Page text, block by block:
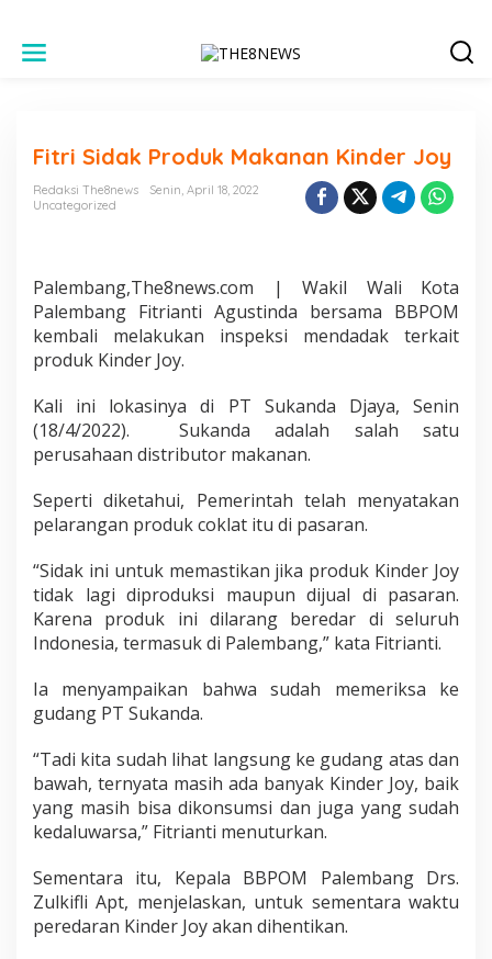
Fitri Sidak Produk Makanan Kinder Joy
Redaksi The8news
Senin, April 18, 2022
Uncategorized
Palembang,The8news.com | Wakil Wali Kota
Palembang Fitrianti Agustinda bersama BBPOM
kembali melakukan inspeksi mendadak terkait
produk Kinder Joy.
Kali ini lokasinya di PT Sukanda Djaya, Senin
(18/4/2022). Sukanda adalah salah satu
perusahaan distributor makanan.
Seperti diketahui, Pemerintah telah menyatakan
pelarangan produk coklat itu di pasaran.
“Sidak ini untuk memastikan jika produk Kinder Joy
tidak lagi diproduksi maupun dijual di pasaran.
Karena produk ini dilarang beredar di seluruh
Indonesia, termasuk di Palembang,” kata Fitrianti.
Ia menyampaikan bahwa sudah memeriksa ke
gudang PT Sukanda.
“Tadi kita sudah lihat langsung ke gudang atas dan
bawah, ternyata masih ada banyak Kinder Joy, baik
yang masih bisa dikonsumsi dan juga yang sudah
kedaluwarsa,” Fitrianti menuturkan.
Sementara itu, Kepala BBPOM Palembang Drs.
Zulkifli Apt, menjelaskan, untuk sementara waktu
peredaran Kinder Joy akan dihentikan.